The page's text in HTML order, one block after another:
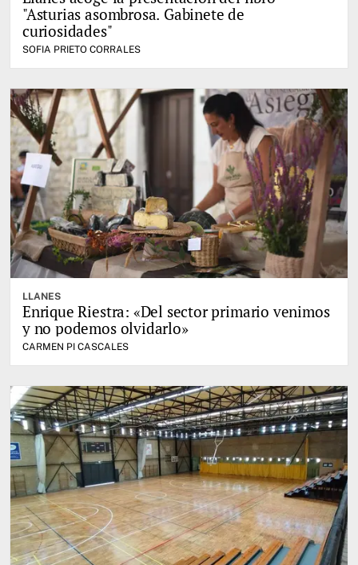
"Asturias asombrosa. Gabinete de
curiosidades"
SOFIA PRIETO CORRALES
LLANES
Enrique Riestra: «Del sector primario venimos
y no podemos olvidarlo»
CARMEN PI CASCALES